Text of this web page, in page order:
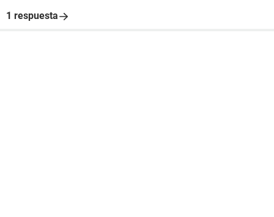
1 respuesta